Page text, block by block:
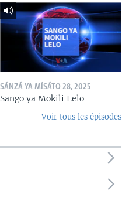
SÁNZÁ YA MÍSÁTO 28, 2025
Sango ya Mokili Lelo
Voir tous les épisodes